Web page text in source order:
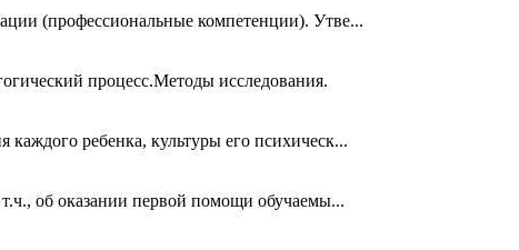
(профессиональные компетенции). Утве...
процесс.Методы исследования.
каждого ребенка, культуры его психическ...
об оказании первой помощи обучаемы...